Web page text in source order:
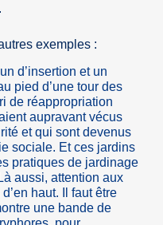
exemples :
d’insertion et un
pied d’une tour des
de réappropriation
aupravant vécus
et qui sont devenus
sociale. Et ces jardins
pratiques de jardinage
aussi, attention aux
haut. Il faut être
une bande de